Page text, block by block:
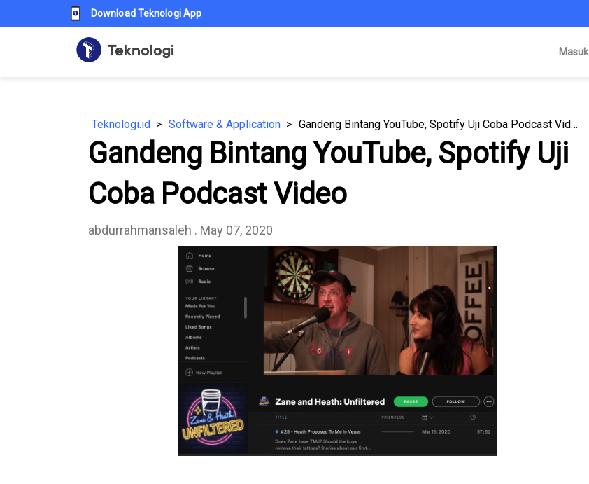
Download Teknologi App
Masuk
Teknologi.id Software & Application Gandeng Bintang YouTube, Spotify Uji Coba Podcast Video
Gandeng Bintang YouTube, Spotify Uji
Coba Podcast Video
abdurrahmansaleh . May 07, 2020